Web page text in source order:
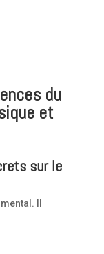
du
et
sur le
Il